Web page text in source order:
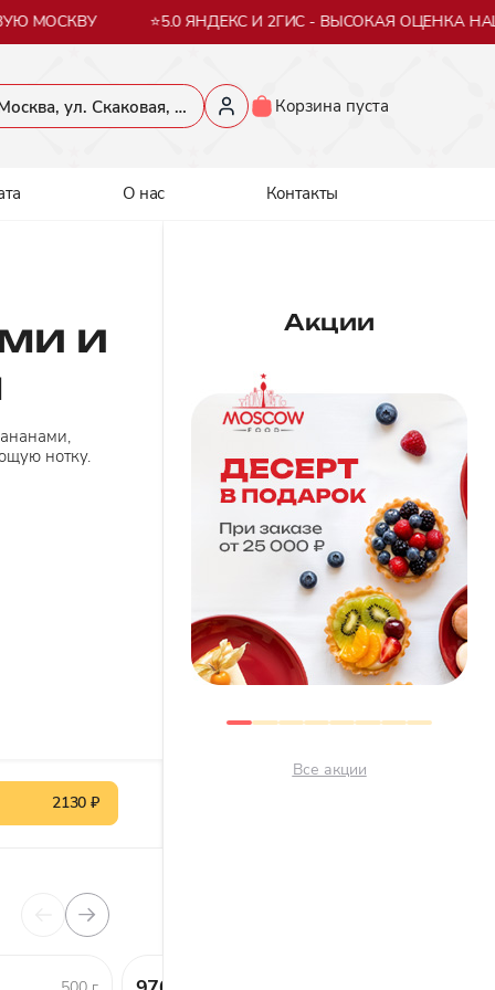
МОСКВУ ⭐5.0 ЯНДЕКС И 2ГИС - ВЫСОКАЯ ОЦЕНКА
​Москва, ул. Скаковая, 36​ Корзина пуста
О нас Контакты
и
нотку.
2130 ₽
Акции
Все акции